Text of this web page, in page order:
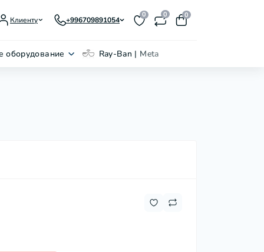
Клиенту +996709891054
0 0 0
оборудование Ray-Ban | Meta